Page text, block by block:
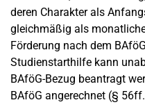
deren Charakter als
gleichmäßig als
Förderung nach dem
Studienstarthilfe kann
BAföG-Bezug beantragt
BAföG angerechnet (§